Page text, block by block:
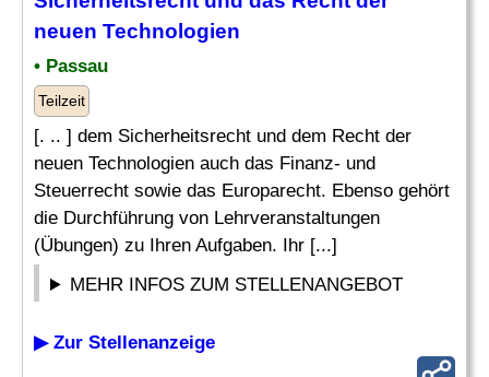
neuen Technologien
• Passau
Teilzeit
[. .. ] dem Sicherheitsrecht und dem Recht der
neuen Technologien auch das Finanz- und
Steuerrecht sowie das Europarecht. Ebenso gehört
die Durchführung von Lehrveranstaltungen
(Übungen) zu Ihren Aufgaben. Ihr [...]
MEHR INFOS ZUM STELLENANGEBOT
▶ Zur Stellenanzeige